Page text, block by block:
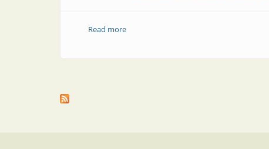
Read moreabout Sobre la ecualización y cómo